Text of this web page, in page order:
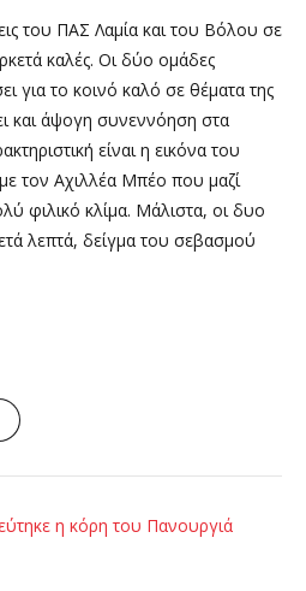
του ΠΑΣ Λαμία και του Βόλου σε
καλές. Οι δύο ομάδες
για το κοινό καλό σε θέματα της
και άψογη συνεννόηση στα
είναι η εικόνα του
τον Αχιλλέα Μπέο που μαζί
φιλικό κλίμα. Μάλιστα, οι δυο
λεπτά, δείγμα του σεβασμού